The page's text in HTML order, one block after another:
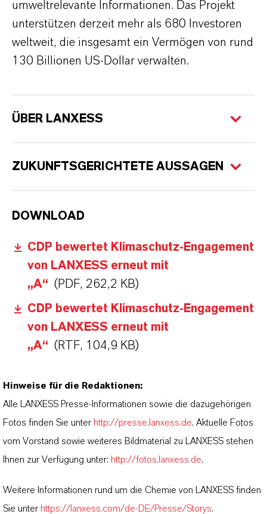
umweltrelevante Informationen. Das Projekt
unterstützen derzeit mehr als 680 Investoren
weltweit, die insgesamt ein Vermögen von rund
130 Billionen US-Dollar verwalten.
ÜBER LANXESS
ZUKUNFTSGERICHTETE AUSSAGEN
DOWNLOAD
CDP bewertet Klimaschutz-Engagement
von LANXESS erneut mit
„A“ (PDF, 262,2 KB)
CDP bewertet Klimaschutz-Engagement
von LANXESS erneut mit
„A“ (RTF, 104,9 KB)
Hinweise für die Redaktionen:
Alle LANXESS Presse-Informationen sowie die dazugehörigen
Fotos finden Sie unter http://presse.lanxess.de. Aktuelle Fotos
vom Vorstand sowie weiteres Bildmaterial zu LANXESS stehen
Ihnen zur Verfügung unter: http://fotos.lanxess.de.
Weitere Informationen rund um die Chemie von LANXESS finden
Sie unter https://lanxess.com/de-DE/Presse/Storys.